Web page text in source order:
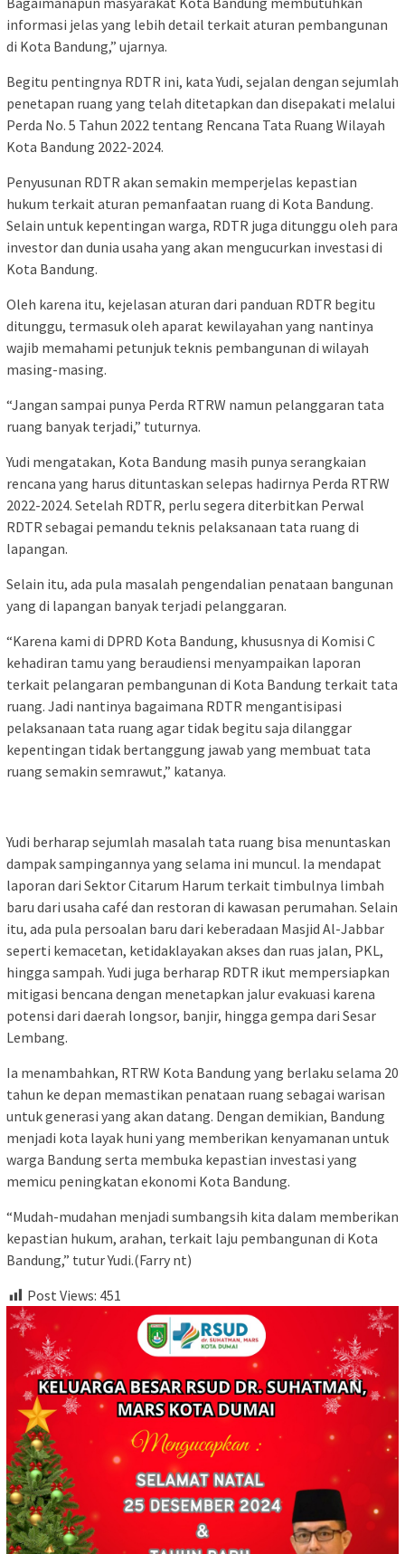
informasi jelas yang lebih detail terkait aturan pembangunan
di Kota Bandung,” ujarnya.
Begitu pentingnya RDTR ini, kata Yudi, sejalan dengan sejumlah
penetapan ruang yang telah ditetapkan dan disepakati melalui
Perda No. 5 Tahun 2022 tentang Rencana Tata Ruang Wilayah
Kota Bandung 2022-2024.
Penyusunan RDTR akan semakin memperjelas kepastian
hukum terkait aturan pemanfaatan ruang di Kota Bandung.
Selain untuk kepentingan warga, RDTR juga ditunggu oleh para
investor dan dunia usaha yang akan mengucurkan investasi di
Kota Bandung.
Oleh karena itu, kejelasan aturan dari panduan RDTR begitu
ditunggu, termasuk oleh aparat kewilayahan yang nantinya
wajib memahami petunjuk teknis pembangunan di wilayah
masing-masing.
“Jangan sampai punya Perda RTRW namun pelanggaran tata
ruang banyak terjadi,” tuturnya.
Yudi mengatakan, Kota Bandung masih punya serangkaian
rencana yang harus dituntaskan selepas hadirnya Perda RTRW
2022-2024. Setelah RDTR, perlu segera diterbitkan Perwal
RDTR sebagai pemandu teknis pelaksanaan tata ruang di
lapangan.
Selain itu, ada pula masalah pengendalian penataan bangunan
yang di lapangan banyak terjadi pelanggaran.
“Karena kami di DPRD Kota Bandung, khususnya di Komisi C
kehadiran tamu yang beraudiensi menyampaikan laporan
terkait pelangaran pembangunan di Kota Bandung terkait tata
ruang. Jadi nantinya bagaimana RDTR mengantisipasi
pelaksanaan tata ruang agar tidak begitu saja dilanggar
kepentingan tidak bertanggung jawab yang membuat tata
ruang semakin semrawut,” katanya.
Yudi berharap sejumlah masalah tata ruang bisa menuntaskan
dampak sampingannya yang selama ini muncul. Ia mendapat
laporan dari Sektor Citarum Harum terkait timbulnya limbah
baru dari usaha café dan restoran di kawasan perumahan. Selain
itu, ada pula persoalan baru dari keberadaan Masjid Al-Jabbar
seperti kemacetan, ketidaklayakan akses dan ruas jalan, PKL,
hingga sampah. Yudi juga berharap RDTR ikut mempersiapkan
mitigasi bencana dengan menetapkan jalur evakuasi karena
potensi dari daerah longsor, banjir, hingga gempa dari Sesar
Lembang.
Ia menambahkan, RTRW Kota Bandung yang berlaku selama 20
tahun ke depan memastikan penataan ruang sebagai warisan
untuk generasi yang akan datang. Dengan demikian, Bandung
menjadi kota layak huni yang memberikan kenyamanan untuk
warga Bandung serta membuka kepastian investasi yang
memicu peningkatan ekonomi Kota Bandung.
“Mudah-mudahan menjadi sumbangsih kita dalam memberikan
kepastian hukum, arahan, terkait laju pembangunan di Kota
Bandung,” tutur Yudi.(Farry nt)
Post Views: 451